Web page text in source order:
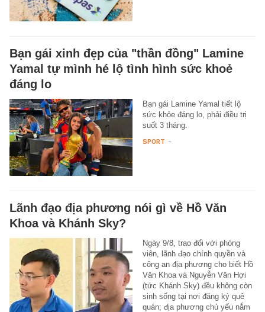
Bạn gái xinh đẹp của "thần đồng" Lamine
Yamal tự mình hé lộ tình hình sức khoẻ
đáng lo
Bạn gái Lamine Yamal tiết lộ
sức khỏe đáng lo, phải điều trị
suốt 3 tháng.
SPORT -
Lãnh đạo địa phương nói gì về Hồ Văn
Khoa và Khánh Sky?
Ngày 9/8, trao đổi với phóng
viên, lãnh đạo chính quyền và
công an địa phương cho biết Hồ
Văn Khoa và Nguyễn Văn Hợi
(tức Khánh Sky) đều không còn
sinh sống tại nơi đăng ký quê
quán; địa phương chủ yếu nắm